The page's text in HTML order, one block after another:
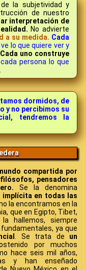
la subjetividad y
de nuestro
interpretación de
No advierte
a su medida. Cada
lo que quiere ver y
Cada uno construye
persona lo que
dormidos, de
y no percibimos su
tendremos la
compartida por
pensadores
Se la denomina
implícita en todas las
la encontramos en la
que en Egipto, Tibet,
hallemos, siempre
ya que
. Se trata de un
por muchos
hace seis mil años,
y han enseñado